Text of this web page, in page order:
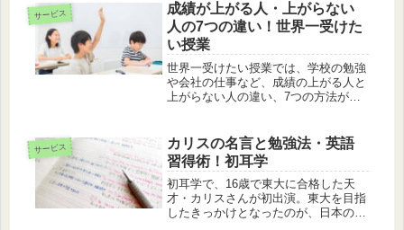
サービス
成績が上がる人・上がらない
人の7つの違い！世界一受けた
い授業
世界一受けたい授業では、学校の勉強
や会社の仕事など、成績の上がる人と
上がらない人の違い、7つの方法が紹
サービス
カリスの名言と勉強法・英語
習得術！初耳学
初耳学で、16歳で東大に合格した天
才・カリスさんが初出演。東大を目指
したきっかけとなったのが、日本の人